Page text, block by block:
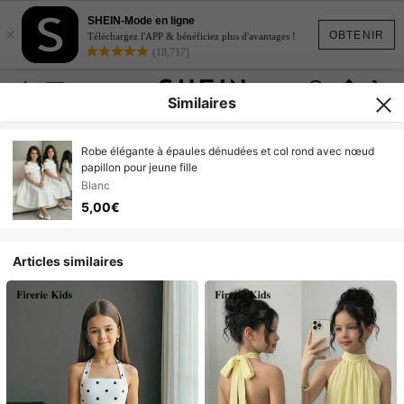
OBTENIR
×
SHEIN-Mode en ligne
Téléchargez l'APP & bénéficiez plus d'avantages !
(18,717)
Similaires
Robe élégante à épaules dénudées et col rond avec nœud
papillon pour jeune fille
Blanc
5,00€
Articles similaires